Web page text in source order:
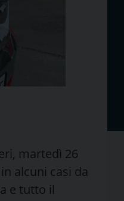
martedì 26
alcuni casi da
e tutto il